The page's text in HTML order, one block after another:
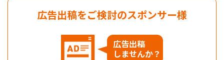
広告出稿をご検討のスポンサー様
広告出稿
しませんか？